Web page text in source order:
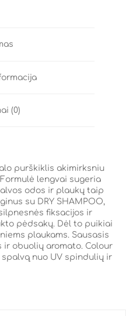
(0)
purškiklis akimirksniu
lengvai sugeria
odos ir plaukų taip
su DRY SHAMPOO,
fiksacijos ir
pėdsakų. Dėl to puikiai
plaukams. Sausasis
ir obuolių aromato. Colour
nuo UV spindulių ir